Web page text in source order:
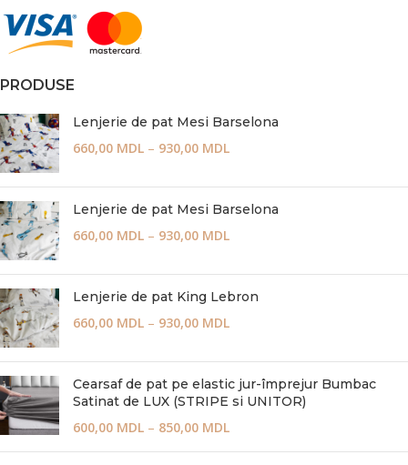
PRODUSE
Lenjerie de pat Mesi Barselona
660,00 MDL – 930,00 MDL
Lenjerie de pat Mesi Barselona
660,00 MDL – 930,00 MDL
Lenjerie de pat King Lebron
660,00 MDL – 930,00 MDL
Cearsaf de pat pe elastic jur-împrejur Bumbac
Satinat de LUX (STRIPE si UNITOR)
600,00 MDL – 850,00 MDL